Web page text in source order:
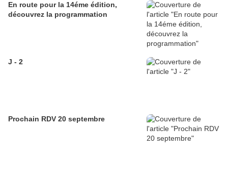
En route pour la 14éme édition,
découvrez la programmation
J - 2
Prochain RDV 20 septembre